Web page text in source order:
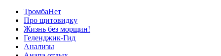
ТромбаНет
Про щитовидку
Жизнь без морщин!
Геленджик-Гид
Анализы